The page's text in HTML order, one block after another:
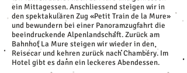
ein Mittagessen. Anschliessend steigen wir in
den spektakulären Zug «Petit Train de la Mure»
und bewundern bei einer Panoramzugfahrt die
beeindruckende Alpenlandschaft. Zurück am
Bahnhof La Mure steigen wir wieder in den
Reisecar und kehren zurück nach Chambéry. Im
Hotel gibt es dann ein leckeres Abendessen.